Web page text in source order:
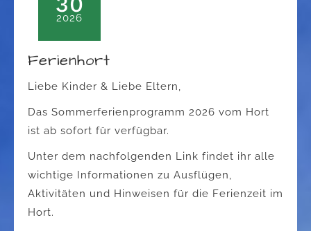
2026
Ferienhort
Liebe Kinder & Liebe Eltern,
Das Sommerferienprogramm 2026 vom Hort
ist ab sofort für verfügbar.
Unter dem nachfolgenden Link findet ihr alle
wichtige Informationen zu Ausflügen,
Aktivitäten und Hinweisen für die Ferienzeit im
Hort.